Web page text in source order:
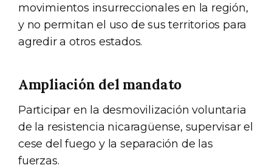
movimientos insurreccionales en la región,
y no permitan el uso de sus territorios para
agredir a otros estados.
Ampliación del mandato
Participar en la desmovilización voluntaria
de la resistencia nicaragüense, supervisar el
cese del fuego y la separación de las
fuerzas.